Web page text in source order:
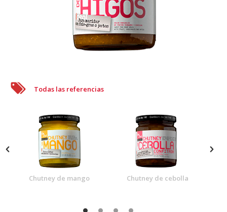
Todas las referencias
Chutney de mango Chutney de cebolla